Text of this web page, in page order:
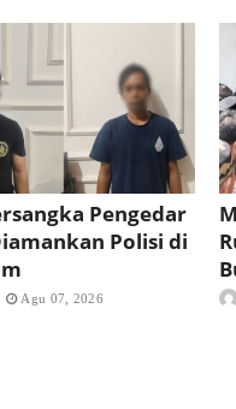
Pengedar
Polisi di
Agu 07, 2026